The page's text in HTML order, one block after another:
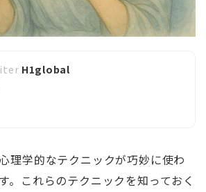
H1global
理学的なテクニックが巧妙に使わ
。これらのテクニックを知っておく